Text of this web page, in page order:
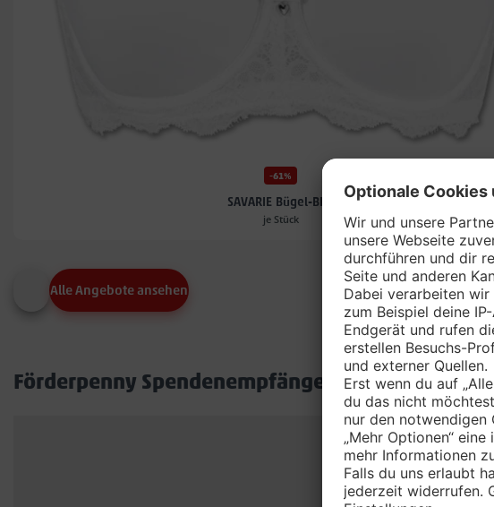
-61%
SAVARIE Bügel-BH*
je Stück
Alle Angebote ansehen
Förderpenny Spendenempfänger in deinem Markt